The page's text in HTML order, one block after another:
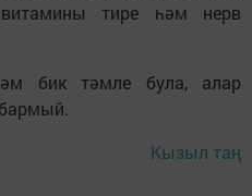
тире һәм нерв
бик тәмле була, алар
Кызыл таң